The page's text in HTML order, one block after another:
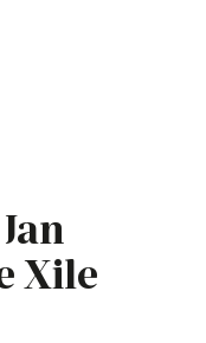
Xile